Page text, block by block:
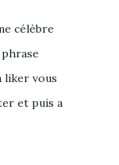
célèbre
liker vous
et puis a